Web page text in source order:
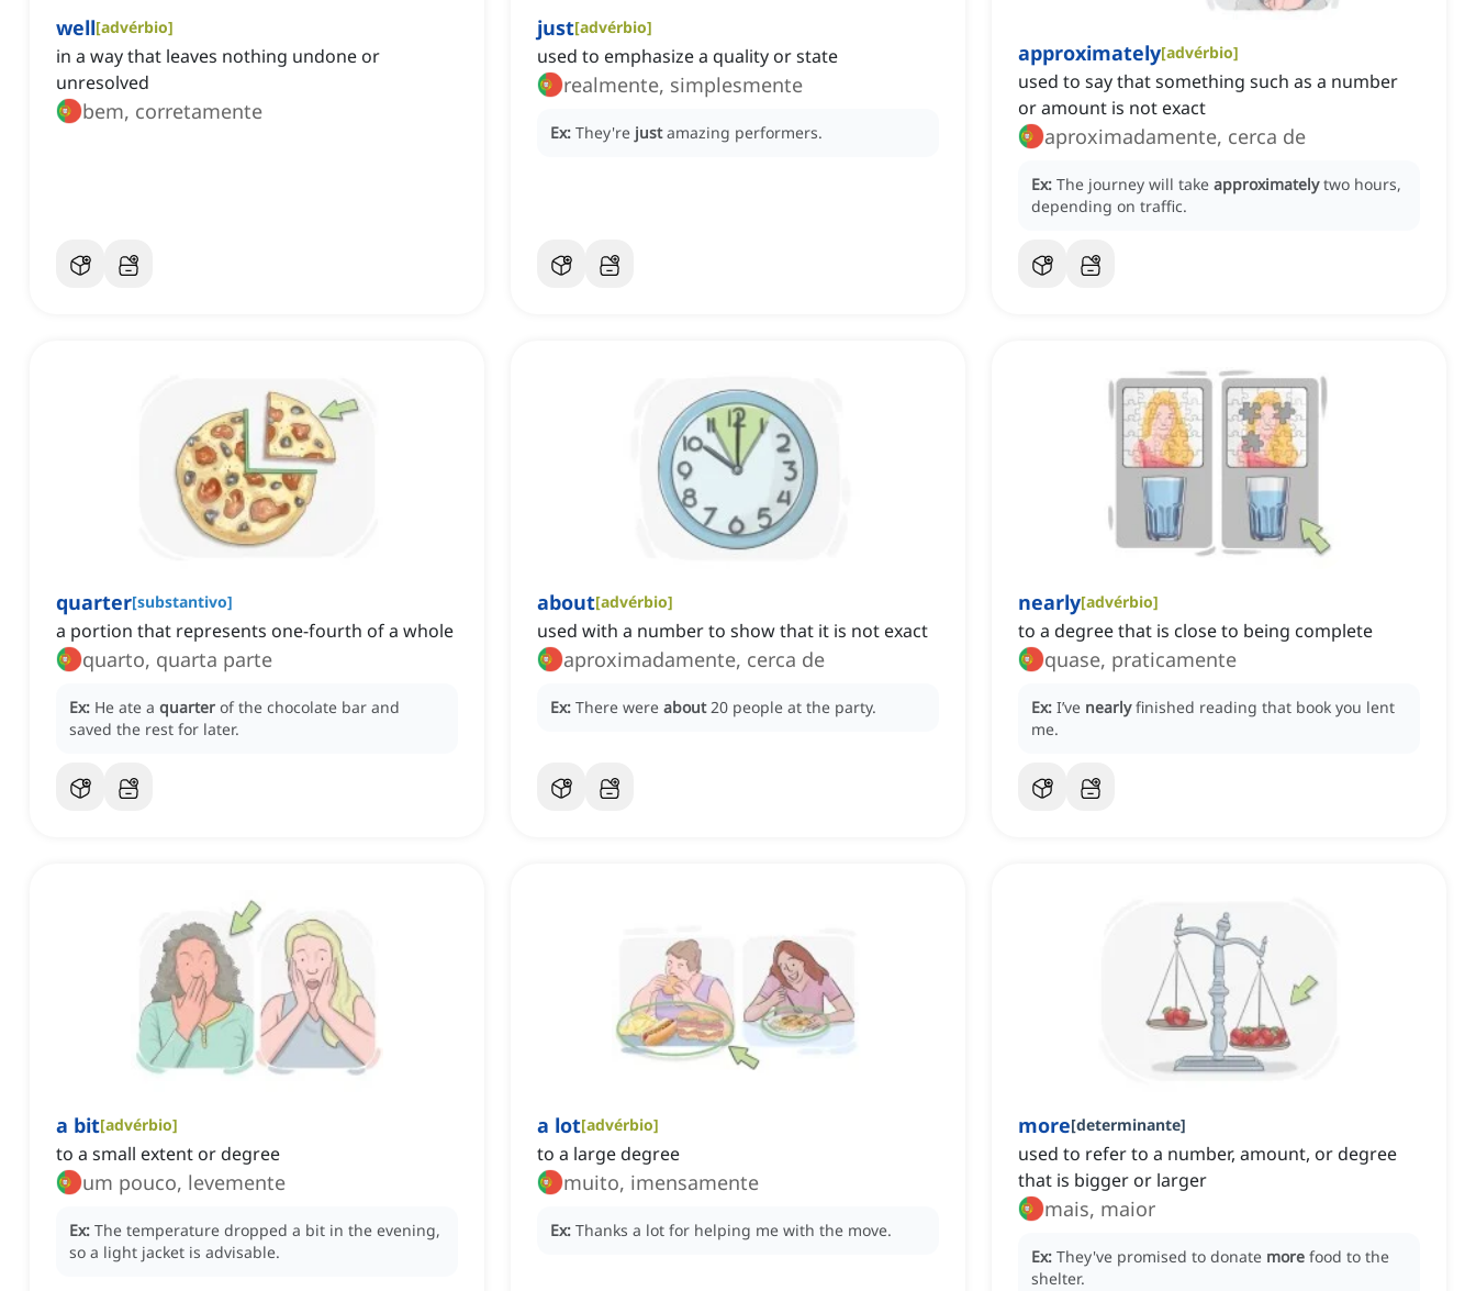
well[advérbio]
in a way that leaves nothing undone or
unresolved
bem, corretamente
just[advérbio]
used to emphasize a quality or state
realmente, simplesmente
Ex: They're just amazing performers.
approximately[advérbio]
used to say that something such as a number
or amount is not exact
aproximadamente, cerca de
Ex: The journey will take approximately two hours,
depending on traffic.
quarter[substantivo]
a portion that represents one-fourth of a whole
quarto, quarta parte
Ex: He ate a quarter of the chocolate bar and
saved the rest for later.
about[advérbio]
used with a number to show that it is not exact
aproximadamente, cerca de
Ex: There were about 20 people at the party.
nearly[advérbio]
to a degree that is close to being complete
quase, praticamente
Ex: I’ve nearly finished reading that book you lent
me.
a bit[advérbio]
to a small extent or degree
um pouco, levemente
Ex: The temperature dropped a bit in the evening,
so a light jacket is advisable.
a lot[advérbio]
to a large degree
muito, imensamente
Ex: Thanks a lot for helping me with the move.
more[determinante]
used to refer to a number, amount, or degree
that is bigger or larger
mais, maior
Ex: They've promised to donate more food to the
shelter.